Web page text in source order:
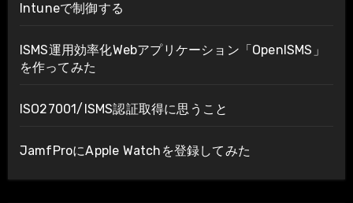
Intuneで制御する
ISMS運用効率化Webアプリケーション「OpenISMS」
を作ってみた
ISO27001/ISMS認証取得に思うこと
JamfProにApple Watchを登録してみた